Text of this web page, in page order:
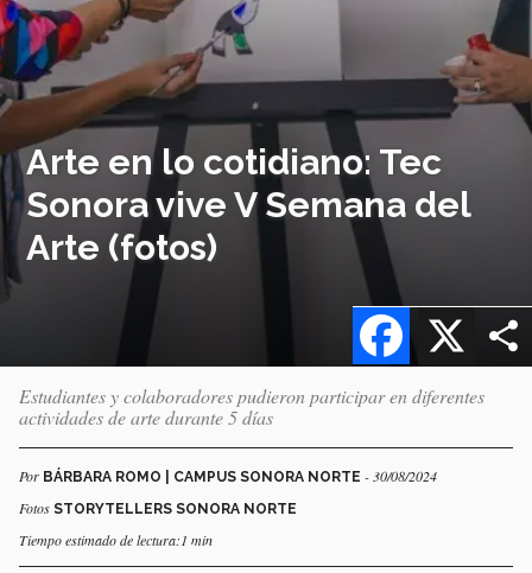
Arte en lo cotidiano: Tec
Sonora vive V Semana del
Arte (fotos)
X
Facebook
Estudiantes y colaboradores pudieron participar en diferentes
actividades de arte durante 5 días
Por BÁRBARA ROMO | CAMPUS SONORA NORTE - 30/08/2024
Fotos STORYTELLERS SONORA NORTE
Tiempo estimado de lectura:1 min